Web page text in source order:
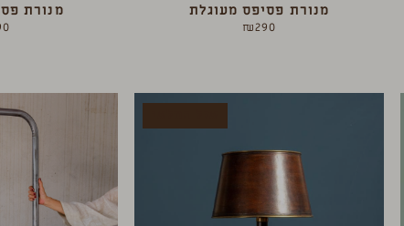
מנורת פסיפס מעוגלת
₪290
מנורת